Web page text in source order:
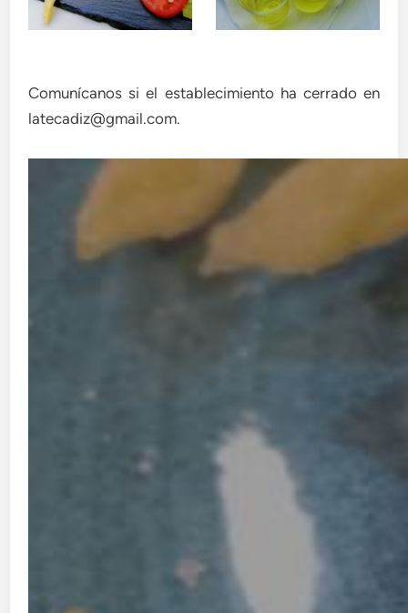
Comunícanos si el establecimiento ha cerrado en
latecadiz@gmail.com.